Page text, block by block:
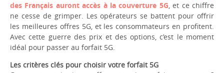
des Français auront accès à la couverture 5G, et ce chiffre
ne cesse de grimper. Les opérateurs se battent pour offrir
les meilleures offres 5G, et les consommateurs en profitent.
Avec cette guerre des prix et des options, c’est le moment
idéal pour passer au forfait 5G.
Les critères clés pour choisir votre forfait 5G